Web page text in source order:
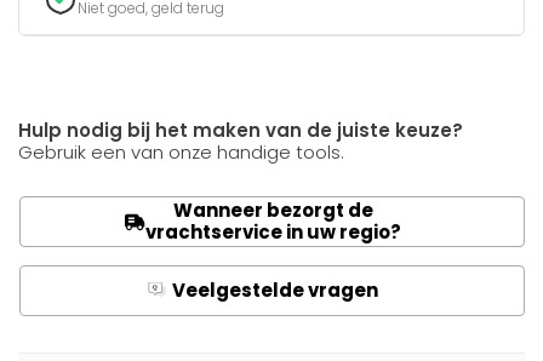
Niet goed, geld terug
Hulp nodig bij het maken van de juiste keuze?
Gebruik een van onze handige tools.
Wanneer bezorgt de
vrachtservice in uw regio?
Q Veelgestelde vragen